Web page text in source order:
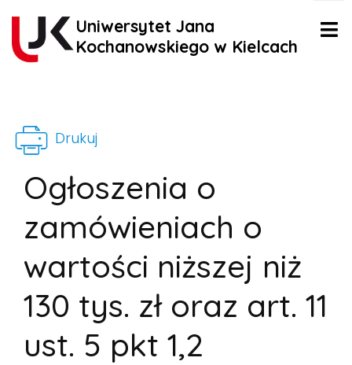
Uniwersytet Jana
Kochanowskiego w Kielcach
Drukuj
Ogłoszenia o
zamówieniach o
wartości niższej niż
130 tys. zł oraz art. 11
ust. 5 pkt 1,2